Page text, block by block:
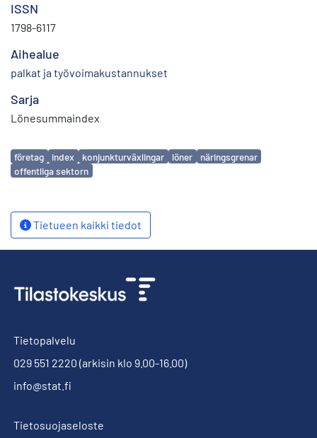
ISSN
1798-6117
Aihealue
palkat ja työvoimakustannukset
Sarja
Lönesummaindex
Avainsanat
företag index konjunkturväxlingar löner
näringsgrenar
offentliga sektorn
Tietueen kaikki tiedot
Tietopalvelu
029 551 2220 (arkisin klo 9.00-16.00)
info@stat.fi
Tietosuojaseloste